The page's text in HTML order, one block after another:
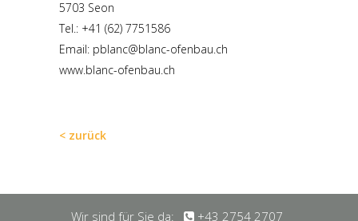
5703 Seon
Tel.: +41 (62) 7751586
Email: pblanc@blanc-ofenbau.ch
www.blanc-ofenbau.ch
< zurück
Wir sind für Sie da: +43 2754 2707